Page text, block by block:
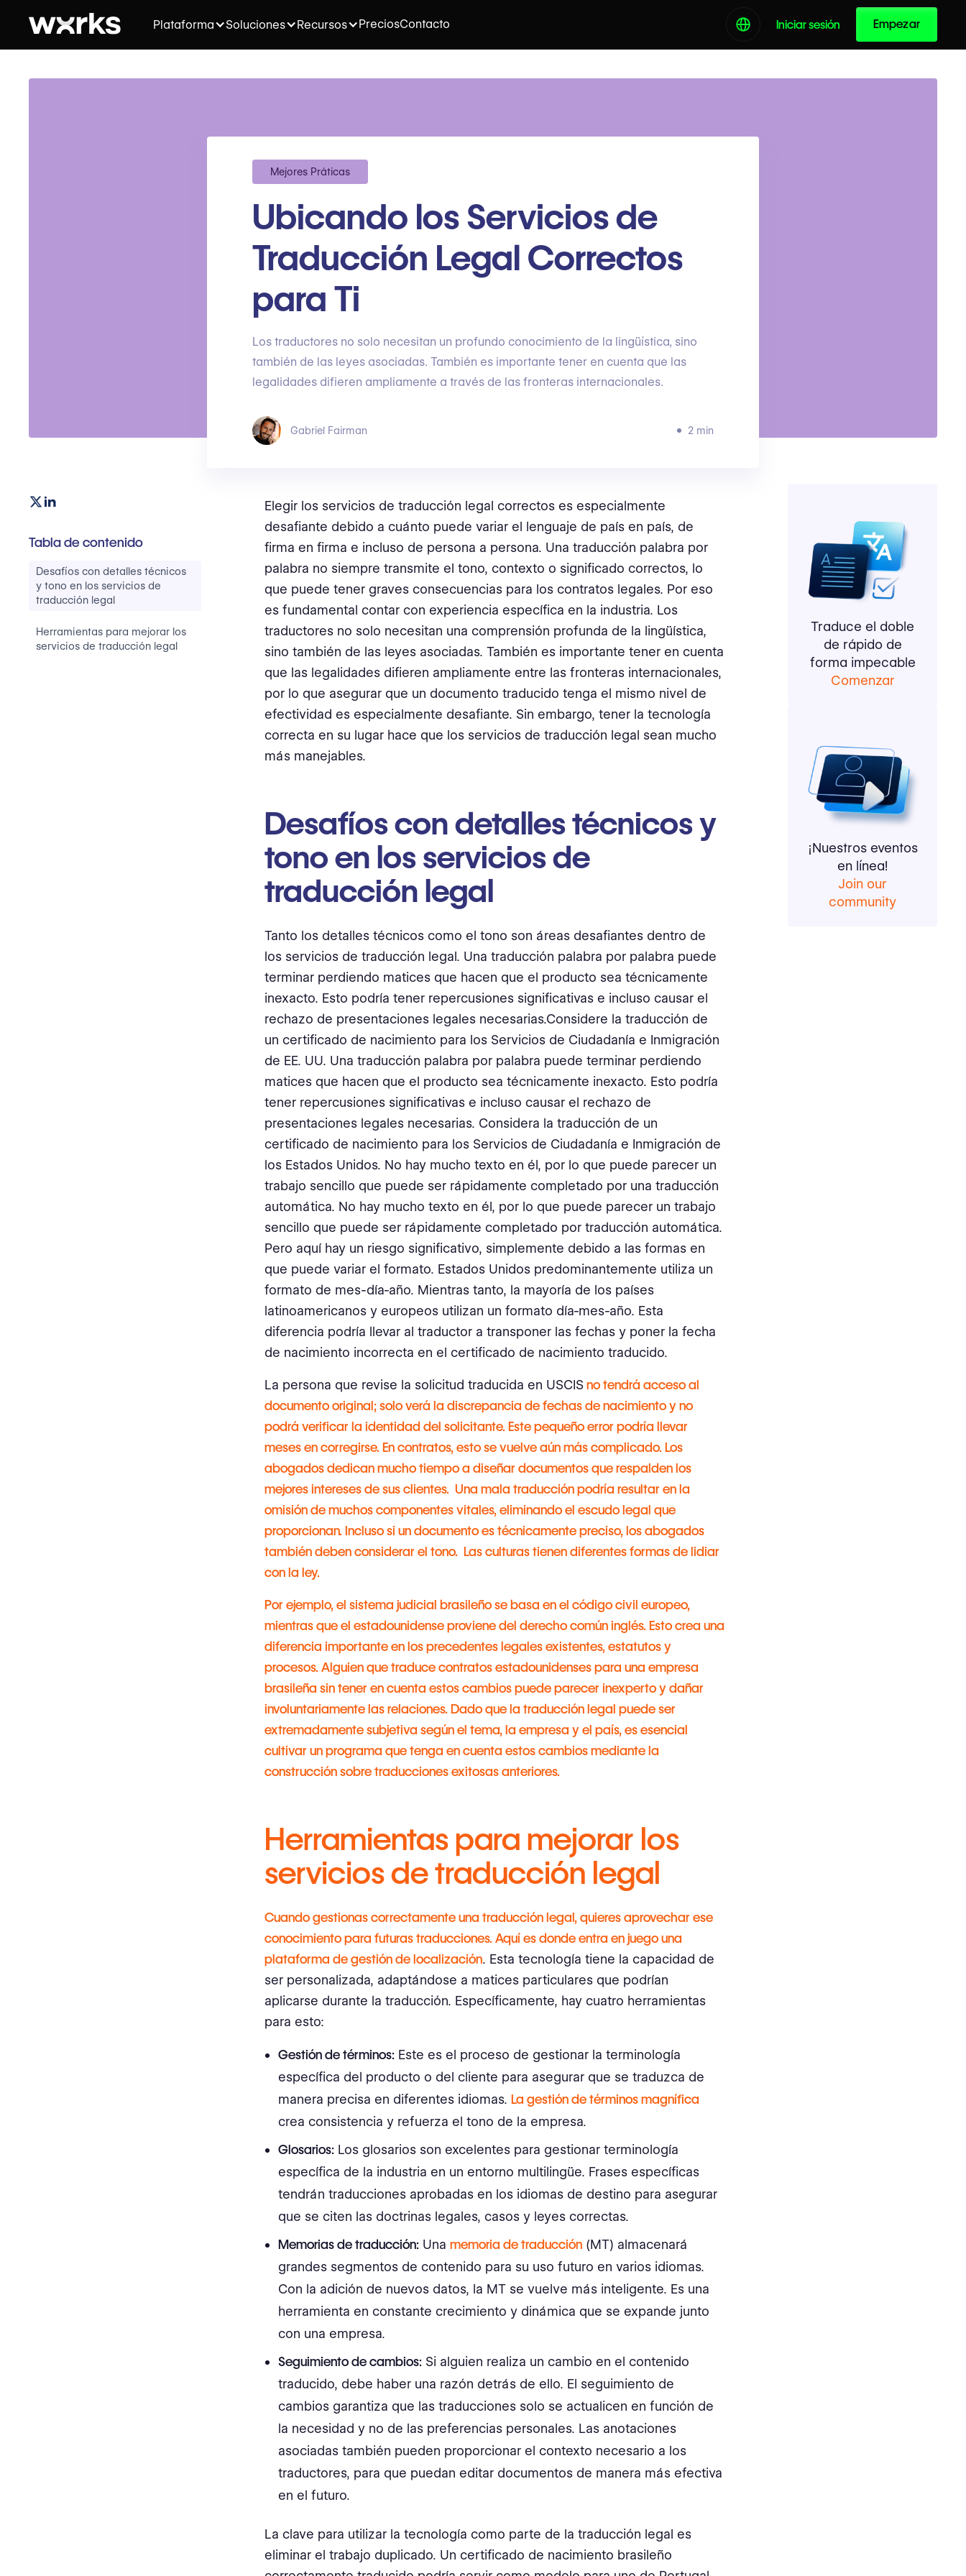
Plataforma Soluciones Recursos PreciosContacto Iniciar sesión Empezar
Mejores Práticas
Ubicando los Servicios de
Traducción Legal Correctos
para Ti
Los traductores no solo necesitan un profundo conocimiento de la lingüística, sino
también de las leyes asociadas. También es importante tener en cuenta que las
legalidades difieren ampliamente a través de las fronteras internacionales.
Gabriel Fairman 2 min
Tabla de contenido
Desafíos con detalles técnicos
y tono en los servicios de
traducción legal
Herramientas para mejorar los
servicios de traducción legal
Elegir los servicios de traducción legal correctos es especialmente
desafiante debido a cuánto puede variar el lenguaje de país en país, de
firma en firma e incluso de persona a persona. Una traducción palabra por
palabra no siempre transmite el tono, contexto o significado correctos, lo
que puede tener graves consecuencias para los contratos legales. Por eso
es fundamental contar con experiencia específica en la industria. Los
traductores no solo necesitan una comprensión profunda de la lingüística,
sino también de las leyes asociadas. También es importante tener en cuenta
que las legalidades difieren ampliamente entre las fronteras internacionales,
por lo que asegurar que un documento traducido tenga el mismo nivel de
efectividad es especialmente desafiante. Sin embargo, tener la tecnología
correcta en su lugar hace que los servicios de traducción legal sean mucho
más manejables.
Desafíos con detalles técnicos y
tono en los servicios de
traducción legal
Tanto los detalles técnicos como el tono son áreas desafiantes dentro de
los servicios de traducción legal. Una traducción palabra por palabra puede
terminar perdiendo matices que hacen que el producto sea técnicamente
inexacto. Esto podría tener repercusiones significativas e incluso causar el
rechazo de presentaciones legales necesarias.Considere la traducción de
un certificado de nacimiento para los Servicios de Ciudadanía e Inmigración
de EE. UU. Una traducción palabra por palabra puede terminar perdiendo
matices que hacen que el producto sea técnicamente inexacto. Esto podría
tener repercusiones significativas e incluso causar el rechazo de
presentaciones legales necesarias. Considera la traducción de un
certificado de nacimiento para los Servicios de Ciudadanía e Inmigración de
los Estados Unidos. No hay mucho texto en él, por lo que puede parecer un
trabajo sencillo que puede ser rápidamente completado por una traducción
automática. No hay mucho texto en él, por lo que puede parecer un trabajo
sencillo que puede ser rápidamente completado por traducción automática.
Pero aquí hay un riesgo significativo, simplemente debido a las formas en
que puede variar el formato. Estados Unidos predominantemente utiliza un
formato de mes-día-año. Mientras tanto, la mayoría de los países
latinoamericanos y europeos utilizan un formato día-mes-año. Esta
diferencia podría llevar al traductor a transponer las fechas y poner la fecha
de nacimiento incorrecta en el certificado de nacimiento traducido.
La persona que revise la solicitud traducida en USCIS no tendrá acceso al
documento original; solo verá la discrepancia de fechas de nacimiento y no
podrá verificar la identidad del solicitante. Este pequeño error podría llevar
meses en corregirse. En contratos, esto se vuelve aún más complicado. Los
abogados dedican mucho tiempo a diseñar documentos que respalden los
mejores intereses de sus clientes. Una mala traducción podría resultar en la
omisión de muchos componentes vitales, eliminando el escudo legal que
proporcionan. Incluso si un documento es técnicamente preciso, los abogados
también deben considerar el tono. Las culturas tienen diferentes formas de lidiar
con la ley.
Por ejemplo, el sistema judicial brasileño se basa en el código civil europeo,
mientras que el estadounidense proviene del derecho común inglés. Esto crea una
diferencia importante en los precedentes legales existentes, estatutos y
procesos. Alguien que traduce contratos estadounidenses para una empresa
brasileña sin tener en cuenta estos cambios puede parecer inexperto y dañar
involuntariamente las relaciones. Dado que la traducción legal puede ser
extremadamente subjetiva según el tema, la empresa y el país, es esencial
cultivar un programa que tenga en cuenta estos cambios mediante la
construcción sobre traducciones exitosas anteriores.
Herramientas para mejorar los
servicios de traducción legal
Cuando gestionas correctamente una traducción legal, quieres aprovechar ese
conocimiento para futuras traducciones. Aquí es donde entra en juego una
plataforma de gestión de localización. Esta tecnología tiene la capacidad de
ser personalizada, adaptándose a matices particulares que podrían
aplicarse durante la traducción. Específicamente, hay cuatro herramientas
para esto:
Gestión de términos: Este es el proceso de gestionar la terminología
específica del producto o del cliente para asegurar que se traduzca de
manera precisa en diferentes idiomas.La gestión de términos magnífica
crea consistencia y refuerza el tono de la empresa.
Glosarios: Los glosarios son excelentes para gestionar terminología
específica de la industria en un entorno multilingüe. Frases específicas
tendrán traducciones aprobadas en los idiomas de destino para asegurar
que se citen las doctrinas legales, casos y leyes correctas.
Memorias de traducción: Unamemoria de traducción (MT) almacenará
grandes segmentos de contenido para su uso futuro en varios idiomas.
Con la adición de nuevos datos, la MT se vuelve más inteligente. Es una
herramienta en constante crecimiento y dinámica que se expande junto
con una empresa.
Seguimiento de cambios: Si alguien realiza un cambio en el contenido
traducido, debe haber una razón detrás de ello. El seguimiento de
cambios garantiza que las traducciones solo se actualicen en función de
la necesidad y no de las preferencias personales. Las anotaciones
asociadas también pueden proporcionar el contexto necesario a los
traductores, para que puedan editar documentos de manera más efectiva
en el futuro.
La clave para utilizar la tecnología como parte de la traducción legal es
eliminar el trabajo duplicado. Un certificado de nacimiento brasileño
Traduce el doble
de rápido de
forma impecable
Comenzar
¡Nuestros eventos
en línea!
Join our
community